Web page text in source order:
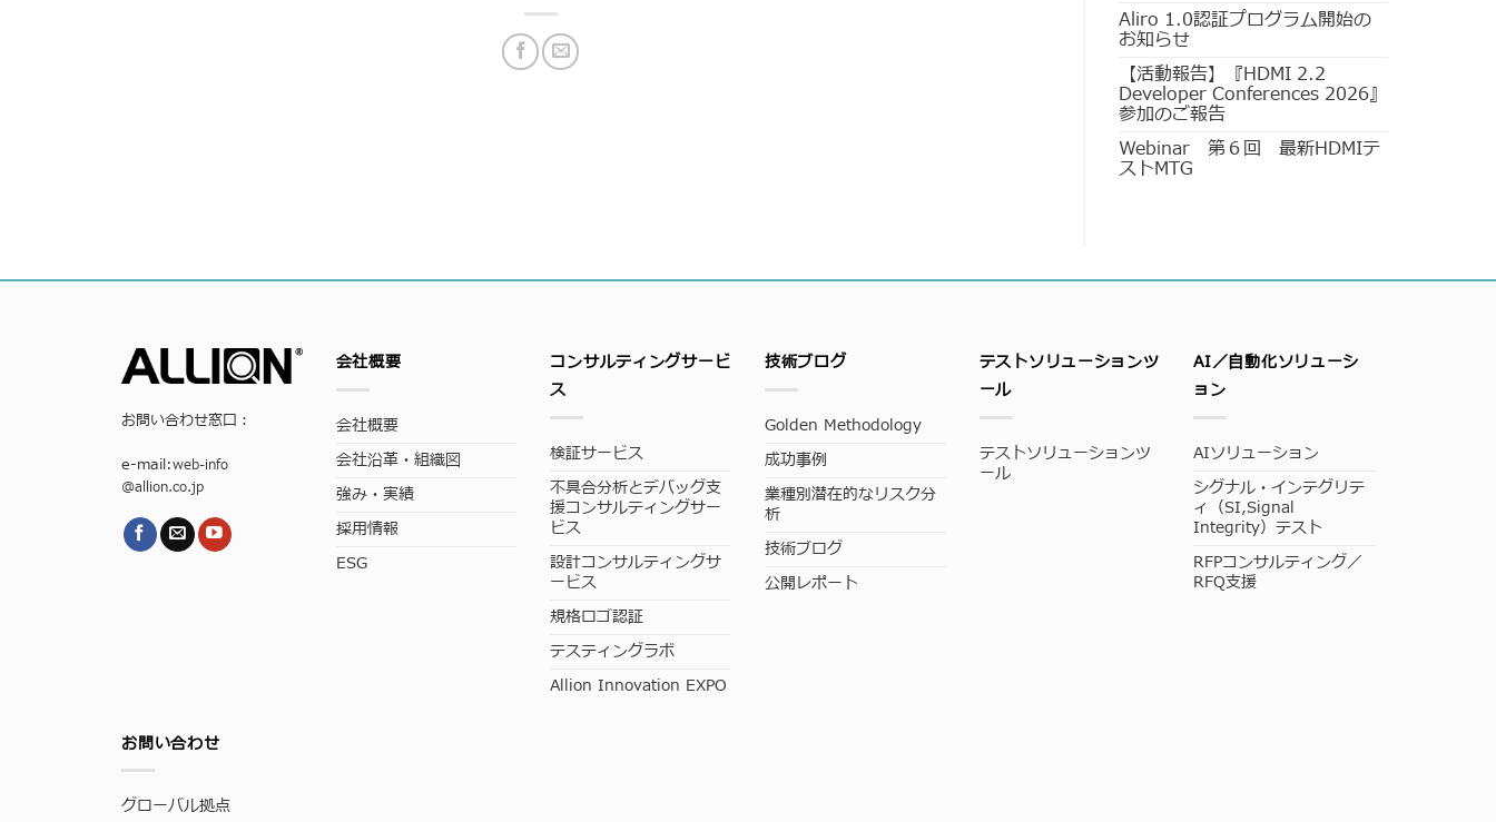
Aliro 1.0認証プログラム開始の
お知らせ
【活動報告】『HDMI 2.2
Developer Conferences 2026』
参加のご報告
Webinar 第６回 最新HDMIテ
ストMTG
お問い合わせ窓口：
e-mail:web-info
@allion.co.jp
会社概要
会社概要
会社沿革・組織図
強み・実績
採用情報
ESG
コンサルティングサービ
ス
検証サービス
不具合分析とデバッグ支
援コンサルティングサー
ビス
設計コンサルティングサ
ービス
規格ロゴ認証
テスティングラボ
Allion Innovation EXPO
技術ブログ
Golden Methodology
成功事例
業種別潜在的なリスク分
析
技術ブログ
公開レポート
テストソリューションツ
ール
テストソリューションツ
ール
AI／自動化ソリューシ
ョン
AIソリューション
シグナル・インテグリテ
ィ（SI,Signal
Integrity）テスト
RFPコンサルティング／
RFQ支援
お問い合わせ
グローバル拠点